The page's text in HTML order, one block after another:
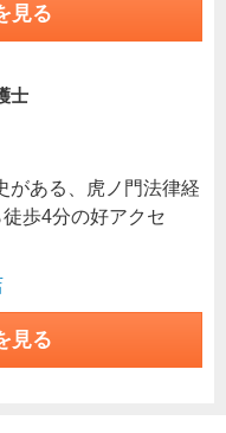
見る
士
がある、虎ノ門法律経
歩4分の好アクセ
見る